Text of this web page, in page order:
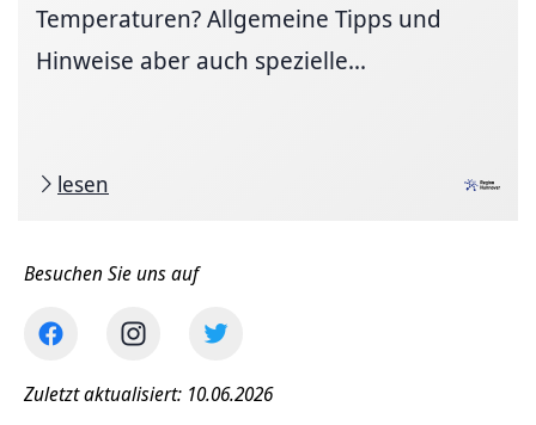
Temperaturen? Allgemeine Tipps und
Hinweise aber auch spezielle...
lesen
Besuchen Sie uns auf
Zuletzt aktualisiert: 10.06.2026